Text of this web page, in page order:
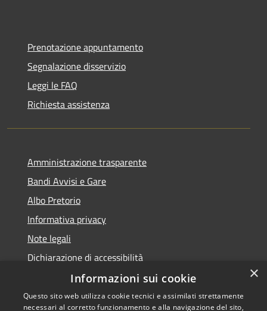
Prenotazione appuntamento
Segnalazione disservizio
Leggi le FAQ
Richiesta assistenza
Amministrazione trasparente
Bandi Avvisi e Gare
Albo Pretorio
Informativa privacy
Note legali
Dichiarazione di accessibilità
×
Informazioni sui cookie
Questo sito web utilizza cookie tecnici e assimilati strettamente
necessari al corretto funzionamento e alla navigazione del sito,